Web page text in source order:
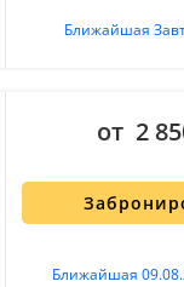
Ближайшая
Ближайшая
от 2